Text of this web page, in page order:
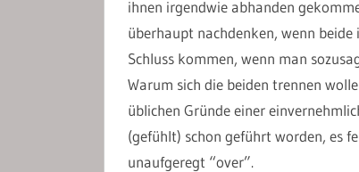
ihnen irgendwie abhanden
überhaupt nachdenken, wenn
Schluss kommen, wenn man
Warum sich die beiden trennen
üblichen Gründe einer
(gefühlt) schon geführt worden, es
unaufgeregt “over”.